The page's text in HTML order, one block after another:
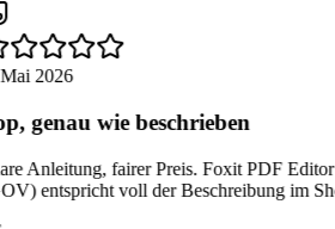
2026
genau wie beschrieben
Anleitung, fairer Preis. Foxit PDF Editor
entspricht voll der Beschreibung im